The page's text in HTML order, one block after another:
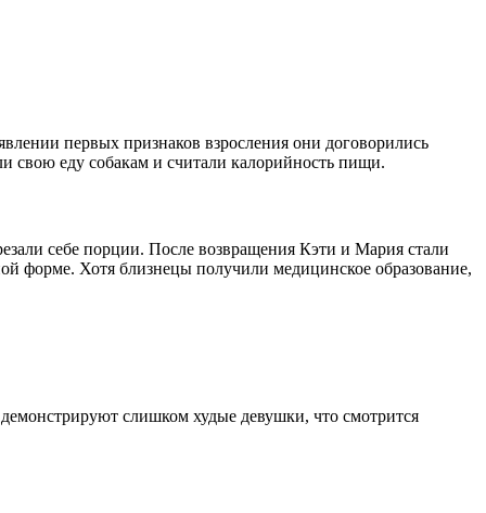
первых признаков взросления они договорились
свою еду собакам и считали калорийность пищи.
себе порции. После возвращения Кэти и Мария стали
форме. Хотя близнецы получили медицинское образование,
слишком худые девушки, что смотрится